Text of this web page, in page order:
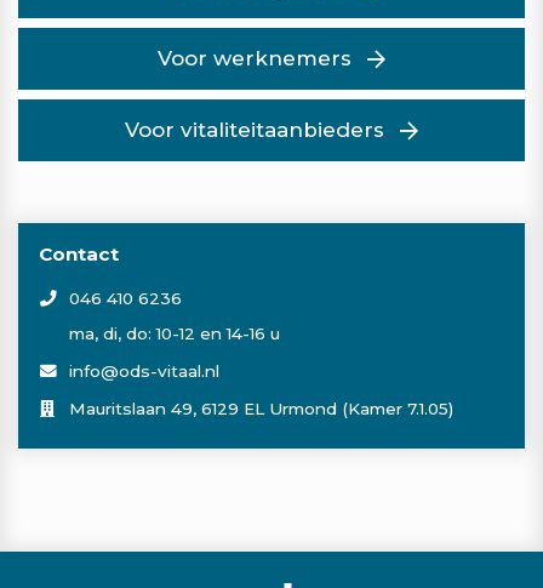
Voor werknemers
Voor vitaliteitaanbieders
Contact
046 410 6236
ma, di, do: 10-12 en 14-16 u
info@ods-vitaal.nl
Mauritslaan 49, 6129 EL Urmond (Kamer 7.1.05)